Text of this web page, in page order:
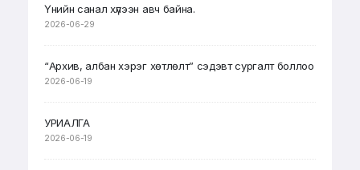
Үнийн санал хүлээн авч байна.
2026-06-29
“Архив, албан хэрэг хөтлөлт” сэдэвт сургалт боллоо
2026-06-19
УРИАЛГА
2026-06-19